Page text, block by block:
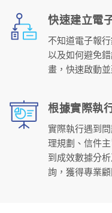
快速建立電
不知道電子報
以及如何避免
畫，快速啟動
根據實際執
實際執行遇到
理規劃、信件
到成效數據分
詢，獲得專業顧